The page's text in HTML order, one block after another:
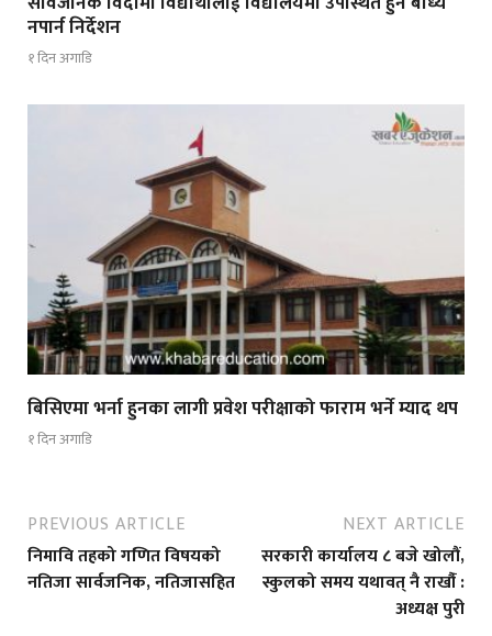
नपार्न निर्देशन
१ दिन अगाडि
बिसिएमा भर्ना हुनका लागी प्रवेश परीक्षाको फाराम भर्ने म्याद थप
१ दिन अगाडि
PREVIOUS ARTICLE
निमावि तहको गणित विषयको
नतिजा सार्वजनिक, नतिजासहित
NEXT ARTICLE
सरकारी कार्यालय ८ बजे खोलौं,
स्कुलको समय यथावत् नै राखौंं :
अध्यक्ष पुरी